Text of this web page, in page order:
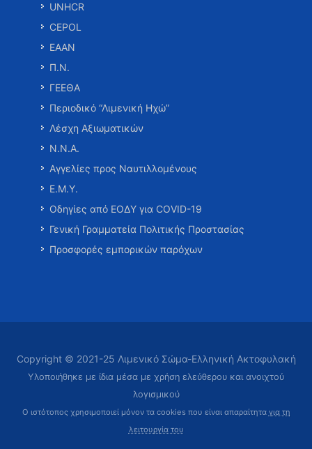
UNHCR
CEPOL
ΕΑΑΝ
Π.Ν.
ΓΕΕΘΑ
Περιοδικό “Λιμενική Ηχώ”
Λέσχη Αξιωματικών
Ν.Ν.Α.
Αγγελίες προς Ναυτιλλομένους
Ε.Μ.Υ.
Οδηγίες από ΕΟΔΥ για COVID-19
Γενική Γραμματεία Πολιτικής Προστασίας
Προσφορές εμπορικών παρόχων
Copyright © 2021-25 Λιμενικό Σώμα-Ελληνική Ακτοφυλακή
Υλοποιήθηκε με ίδια μέσα με χρήση ελεύθερου και ανοιχτού
λογισμικού
Ο ιστότοπος χρησιμοποιεί μόνον τα cookies που είναι απαραίτητα για τη
λειτουργία του